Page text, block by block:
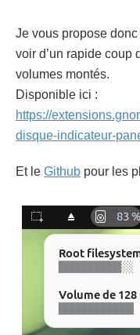
Je vous propose
voir d’un rapide coup
volumes montés.
Disponible ici :
https://
disque-indicateur-
Et le Github pour les